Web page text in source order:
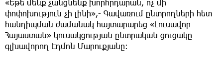
«Եթե մենք չանցնենք խորհրդարան, ոչ մի
փոփոխություն չի լինի»,- Գավառում ընտրողների հետ
հանդիպման ժամանակ հայտարարեց «Լուսավոր
Հայաստան» կուսակցության ընտրական ցուցակը
գլխավորող Էդմոն Մարուքյանը։